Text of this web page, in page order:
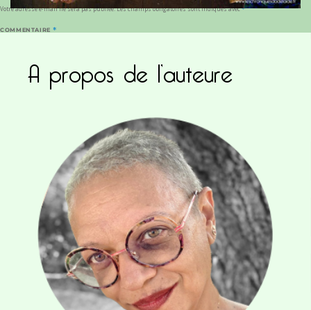
Votre adresse e-mail ne sera pas publiée.Les champs obligatoires sont indiqués avec*
COMMENTAIRE *
A propos de l’auteure